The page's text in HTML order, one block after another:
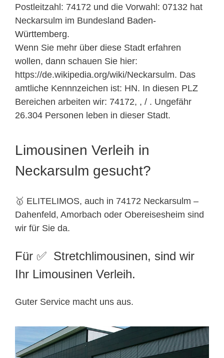
Postleitzahl: 74172 und die Vorwahl: 07132 hat
Neckarsulm im Bundesland Baden-
Württemberg.
Wenn Sie mehr über diese Stadt erfahren
wollen, dann schauen Sie hier:
https://de.wikipedia.org/wiki/Neckarsulm. Das
amtliche Kennnzeichen ist: HN. In diesen PLZ
Bereichen arbeiten wir: 74172, , / . Ungefähr
26.304 Personen leben in dieser Stadt.
Limousinen Verleih in
Neckarsulm gesucht?
🥇 ELITELIMOS, auch in 74172 Neckarsulm –
Dahenfeld, Amorbach oder Obereisesheim sind
wir für Sie da.
Für ✅ Stretchlimousinen, sind wir
Ihr Limousinen Verleih.
Guter Service macht uns aus.